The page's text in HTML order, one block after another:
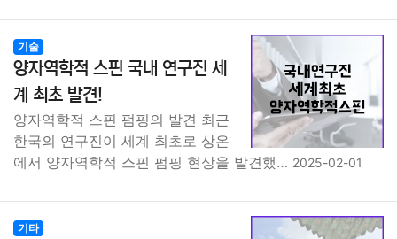
기술
양자역학적 스핀 국내 연구진 세
계 최초 발견!
양자역학적 스핀 펌핑의 발견 최근
한국의 연구진이 세계 최초로 상온
에서 양자역학적 스핀 펌핑 현상을 발견했… 2025-02-01
기타